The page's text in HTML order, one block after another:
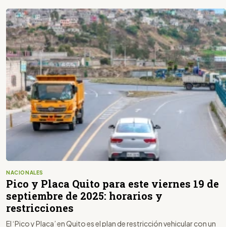
NACIONALES
Pico y Placa Quito para este viernes 19 de
septiembre de 2025: horarios y
restricciones
El ‘Pico y Placa’ en Quito es el plan de restricción vehicular con un